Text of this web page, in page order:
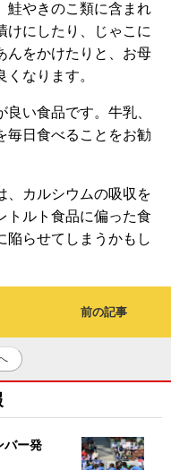
鮭やきのこ類に含まれ
けにしたり、じゃこに
んをかけたりと、お母
なります。
い食品です。牛乳、
毎日食べることをお勧
、カルシウムの吸収を
トルト食品に偏った食
陥らせてしまうかもし
前の記事
バー発